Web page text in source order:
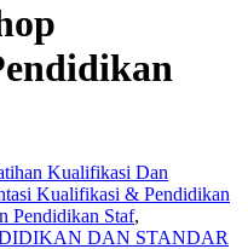
Kualifikasi Dan
Kualifikasi & Pendidikan
Pendidikan Staf,
DAN STANDAR